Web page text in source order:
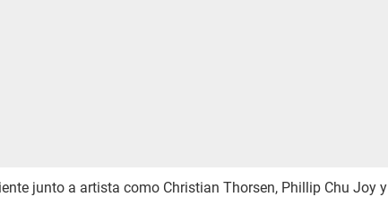
junto a artista como Christian Thorsen, Phillip Chu Joy y